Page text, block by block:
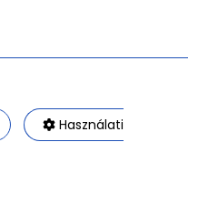
Használati